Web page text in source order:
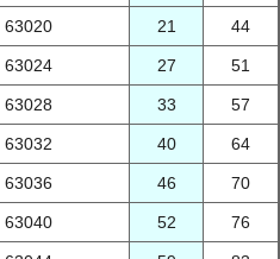
63020 21 44
63024 27 51
63028 33 57
63032 40 64
63036 46 70
63040 52 76